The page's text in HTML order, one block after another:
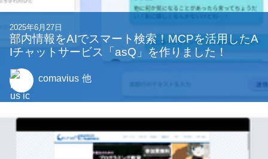
2025年6月27日
部内情報をAIでスマート検索！MCPを活用したA
Iチャットサービス「asQ」を作りました！
comavius 他